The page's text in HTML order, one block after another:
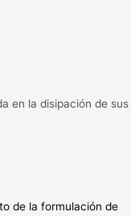
en la disipación de sus
de la formulación de